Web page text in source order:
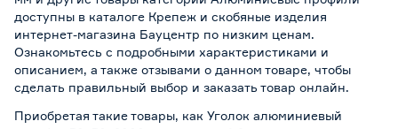
доступны в каталоге Крепеж и скобяные изделия
интернет-магазина Бауцентр по низким ценам.
Ознакомьтесь с подробными характеристиками и
описанием, а также отзывами о данном товаре, чтобы
сделать правильный выбор и заказать товар онлайн.
Приобретая такие товары, как Уголок алюминиевый